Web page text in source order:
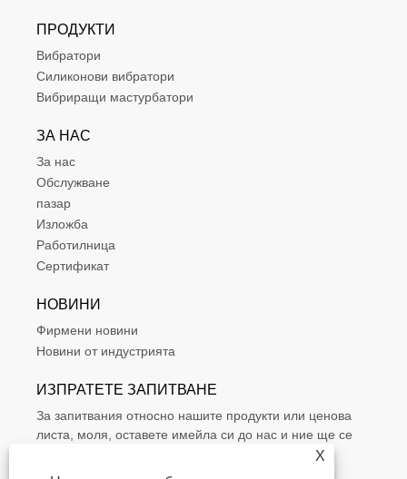
ПРОДУКТИ
Вибратори
Силиконови вибратори
Вибриращи мастурбатори
ЗА НАС
За нас
Обслужване
пазар
Изложба
Работилница
Сертификат
НОВИНИ
Фирмени новини
Новини от индустрията
ИЗПРАТЕТЕ ЗАПИТВАНЕ
За запитвания относно нашите продукти или ценова
листа, моля, оставете имейла си до нас и ние ще се
X